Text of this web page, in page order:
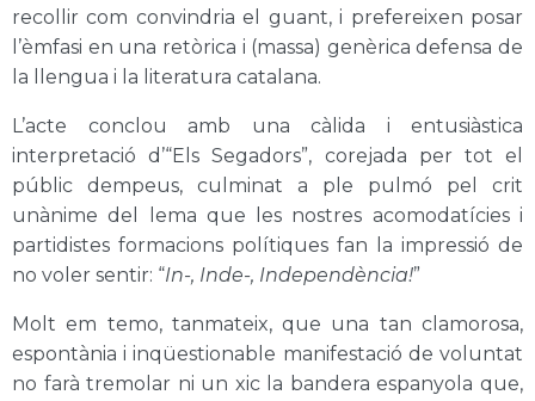
recollir com convindria el guant, i prefereixen posar
l’èmfasi en una retòrica i (massa) genèrica defensa de
la llengua i la literatura catalana.
L’acte conclou amb una càlida i entusiàstica
interpretació d’“Els Segadors”, corejada per tot el
públic dempeus, culminat a ple pulmó pel crit
unànime del lema que les nostres acomodatícies i
partidistes formacions polítiques fan la impressió de
no voler sentir: “In-, Inde-, Independència!”
Molt em temo, tanmateix, que una tan clamorosa,
espontània i inqüestionable manifestació de voluntat
no farà tremolar ni un xic la bandera espanyola que,